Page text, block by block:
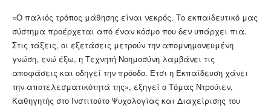
«Ο παλιός τρόπος μάθησης είναι νεκρός. Το εκπαιδευτικό μας
σύστημα προέρχεται από έναν κόσμο που δεν υπάρχει πια.
Στις τάξεις, οι εξετάσεις μετρούν την απομνημονευμένη
γνώση, ενώ έξω, η Τεχνητή Νοημοσύνη λαμβάνει τις
αποφάσεις και οδηγεί την πρόοδο. Έτσι η Εκπαίδευση χάνει
την αποτελεσματικότητά της», εξηγεί ο Τόμας Ντρούιεν,
Καθηγητής στο Ινστιτούτο Ψυχολογίας και Διαχείρισης του